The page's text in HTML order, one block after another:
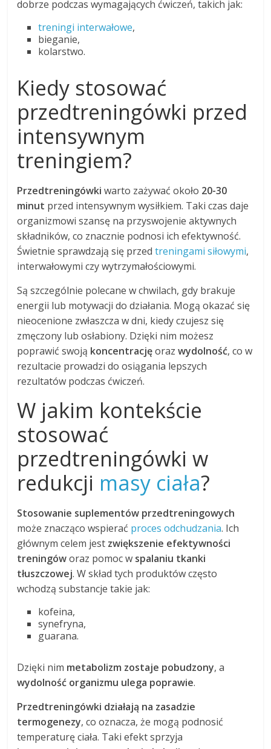
dobrze podczas wymagających ćwiczeń, takich jak:
treningi interwałowe,
bieganie,
kolarstwo.
Kiedy stosować
przedtreningówki przed
intensywnym
treningiem?
Przedtreningówki warto zażywać około 20-30
minut przed intensywnym wysiłkiem. Taki czas daje
organizmowi szansę na przyswojenie aktywnych
składników, co znacznie podnosi ich efektywność.
Świetnie sprawdzają się przedtreningami siłowymi,
interwałowymi czy wytrzymałościowymi.
Są szczególnie polecane w chwilach, gdy brakuje
energii lub motywacji do działania. Mogą okazać się
nieocenione zwłaszcza w dni, kiedy czujesz się
zmęczony lub osłabiony. Dzięki nim możesz
poprawić swoją koncentracjęorazwydolność, co w
rezultacie prowadzi do osiągania lepszych
rezultatów podczas ćwiczeń.
W jakim kontekście
stosować
przedtreningówki w
redukcji masy ciała?
Stosowanie suplementów przedtreningowych
może znacząco wspierać proces odchudzania. Ich
głównym celem jest zwiększenie efektywności
treningóworaz pomoc w spalaniu tkanki
tłuszczowej. W skład tych produktów często
wchodzą substancje takie jak:
kofeina,
synefryna,
guarana.
Dzięki nim metabolizm zostaje pobudzony, a
wydolność organizmu ulega poprawie.
Przedtreningówki działają na zasadzie
termogenezy, co oznacza, że mogą podnosić
temperaturę ciała. Taki efekt sprzyja